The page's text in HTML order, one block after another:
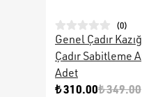
(0)
Genel Çadır
Çadır Sabitleme
Adet
₺ 310.00₺ 349.00